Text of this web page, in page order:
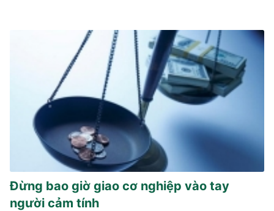
Đừng bao giờ giao cơ nghiệp vào tay
người cảm tính